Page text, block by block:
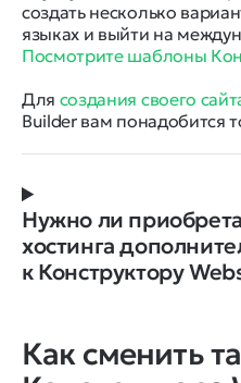
создать несколько
языках и выйти на
Посмотрите шаблоны
Для создания своего
Builder вам понадобится
Нужно ли
хостинга
к Конструктору
Как сменить